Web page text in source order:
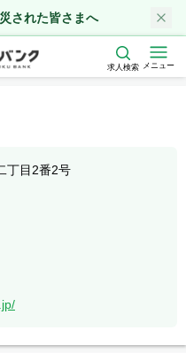
された皆さまへ
求人検索 メニュー
丁目2番2号